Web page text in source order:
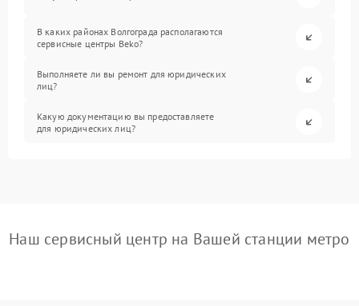
В каких районах Волгограда располагаются
сервисные центры Beko?
Выполняете ли вы ремонт для юридических
лиц?
Какую документацию вы предоставляете
для юридических лиц?
Наш сервисный центр на Вашей станции метро